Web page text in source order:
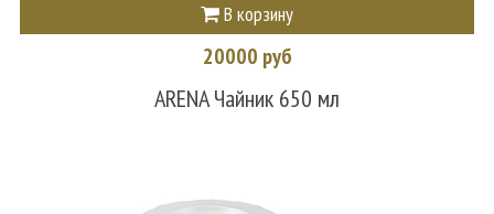
В корзину
20000 руб
ARENA Чайник 650 мл